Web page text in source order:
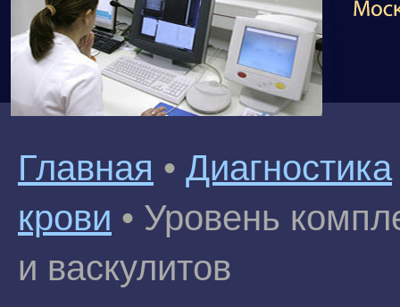
Главная • Диагностика
крови • Уровень
и васкулитов